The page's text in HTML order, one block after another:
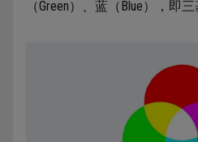
（Green）、蓝（Blue），即三